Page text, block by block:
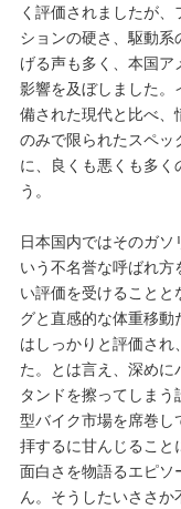
く評価されましたが
ションの硬さ、駆動系
げる声も多く、本国ア
影響を及ぼしました。
備された現代と比べ、
のみで限られたスペッ
に、良くも悪くも多く
う。
日本国内ではそのガソ
いう不名誉な呼ばれ
い評価を受けることと
グと直感的な体重移動
はしっかりと評価され
た。とは言え、深めに
タンドを擦ってしま
型バイク市場を席巻し
拝するに甘んじること
面白さを物語るエピソ
ん。そうしたいささ